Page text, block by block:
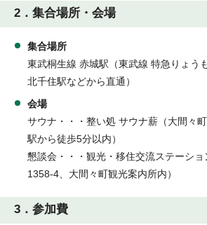
2．集合場所・会場
集合場所
東武桐生線 赤城駅（東武線 特急りょう
北千住駅などから直通）
会場
サウナ・・・整い処 サウナ薪（大間々
駅から徒歩5分以内）
懇談会・・・観光・移住交流ステーショ
1358-4、大間々町観光案内所内）
3．参加費